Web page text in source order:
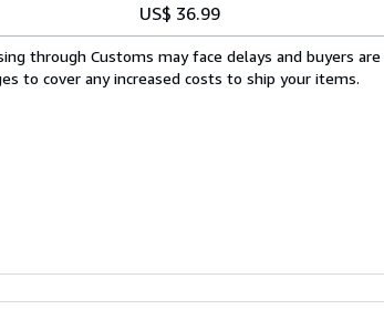
US$ 36.99
through Customs may face delays and buyers
to cover any increased costs to ship your items.